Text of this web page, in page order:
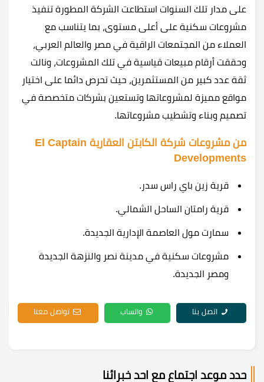
على مدار تلك السنوات استطاعت الشركة المطورة تنفيذ
مشروعات سكنية على أعلى مستوى، بما يتناسب مع
العملاء من المجتمعات الراقية في مصر والعالم العربي،
وحققت أرقام مبيعات قياسية في تلك المشروعات، ونالت
ثقة عدد كبير من المستثمرين، حيث تحرص دائما على اختيار
مواقع مميزة لمشروعاتها وتستعين بشركات متخصصة في
تصميم وبناء وتشطيب مشروعاتها.
من مشروعات شركة الكابتن العقارية El Captain
Developments
قرية زين باي راس سدر.
قرية رامتان الساحل الشمالي.
سمارت مول العاصمة الإدارية الجديدة.
مشروعات سكنية في مدينة نصر والنزهة الجديدة
ومصر الجديدة.
اتصل بنا واتساب تواصل معنا
حدد موعد اجتماع مع احد خبرائنا